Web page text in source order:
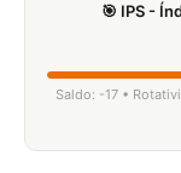
🎯 IPS -
Saldo: -17 •